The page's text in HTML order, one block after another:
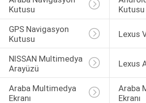
Kutusu
Kutusu
GPS Navigasyon
Kutusu
Lexus
NISSAN Multimedya
Arayüzü
Lexus
Araba Multimedya
Ekranı
Araba
Ekranı